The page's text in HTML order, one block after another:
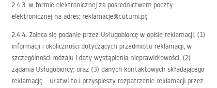
2.4.3. w formie elektronicznej za pośrednictwem poczty
elektronicznej na adres: reklamacje@tutumi.pl;
2.4.4. Zaleca się podanie przez Usługobiorcę w opisie reklamacji: (1)
informacji i okoliczności dotyczących przedmiotu reklamacji, w
szczególności rodzaju i daty wystąpienia nieprawidłowości; (2)
żądania Usługobiorcy; oraz (3) danych kontaktowych składającego
reklamację – ułatwi to i przyspieszy rozpatrzenie reklamacji przez